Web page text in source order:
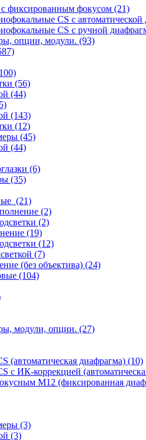
фиксированным фокусом (21)
CS c автоматической
CS c ручной
опции, модули. (93)
(56)
(44)
(143)
(12)
(45)
(44)
(6)
(35)
(21)
(2)
(2)
(19)
(12)
(7)
(без объектива) (24)
(104)
модули, опции. (27)
(автоматическая диафрагма) (10)
с ИК-коррекцией
М12 (фиксированная
(3)
(3)